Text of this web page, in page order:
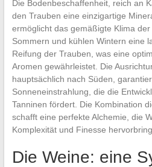
Die Bodenbeschaffenheit, reich an
den Trauben eine einzigartige
ermöglicht das gemäßigte Klima
Sommern und kühlen Wintern eine
Reifung der Trauben, was eine
Aromen gewährleistet. Die
hauptsächlich nach Süden,
Sonneneinstrahlung, die die
Tanninen fördert. Die Kombination
schafft eine perfekte Alchemie, die
Komplexität und Finesse
Die Weine: eine